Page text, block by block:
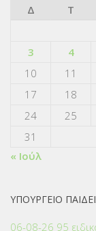
Δ
Τ
3
4
10
11
17
18
24
25
31
« Ιούλ
ΥΠΟΥΡΓΕΙΟ
06-08-26 95